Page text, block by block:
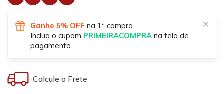
Ganhe 5% OFF na 1ª compra.
Inclua o cupom PRIMEIRACOMPRA na tela de
pagamento.
Calcule o Frete